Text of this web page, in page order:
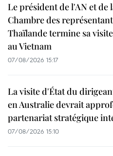
Le président de l'AN et de
Chambre des
Thaïlande termine sa
au Vietnam
07/08/2026 15:17
La visite d'État du
en Australie devrait
partenariat stratégique
07/08/2026 15:10